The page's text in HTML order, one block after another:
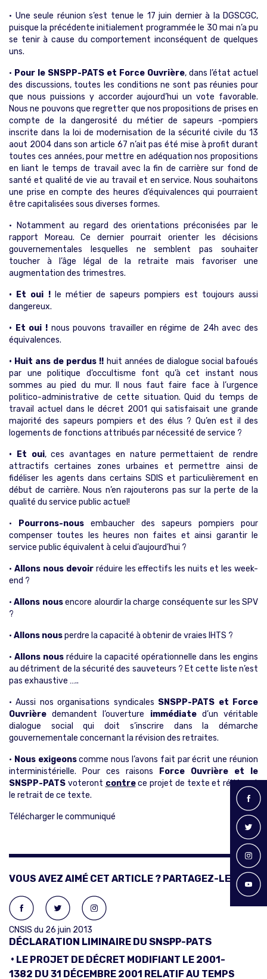
• Une seule réunion s’est tenue le 17 juin dernier à la DGSCGC,
puisque la précédente initialement programmée le 30 mai n’a pu
se tenir à cause du comportement inconséquent de quelques
uns.
• Pour le SNSPP-PATS et Force Ouvrière, dans l’état actuel
des discussions, toutes les conditions ne sont pas réunies pour
que nous puissions y accorder aujourd’hui un vote favorable.
Nous ne pouvons que regretter que nos propositions de prises en
compte de la dangerosité du métier de sapeurs -pompiers
inscrite dans la loi de modernisation de la sécurité civile du 13
aout 2004 dans son article 67 n’ait pas été mise à profit durant
toutes ces années, pour mettre en adéquation nos propositions
en liant le temps de travail avec la fin de carrière sur fond de
santé et qualité de vie au travail et en service. Nous souhaitons
une prise en compte des heures d’équivalences qui pourraient
être capitalisées sous diverses formes.
• Notamment au regard des orientations préconisées par le
rapport Moreau. Ce dernier pourrait orienter les décisions
gouvernementales lesquelles ne semblent pas souhaiter
toucher à l’âge légal de la retraite mais favoriser une
augmentation des trimestres.
• Et oui !le métier de sapeurs pompiers est toujours aussi
dangereux.
• Et oui ! nous pouvons travailler en régime de 24h avec des
équivalences.
• Huit ans de perdus !! huit années de dialogue social bafoués
par une politique d’occultisme font qu’à cet instant nous
sommes au pied du mur. Il nous faut faire face à l’urgence
politico-administrative de cette situation. Quid du temps de
travail actuel dans le décret 2001 qui satisfaisait une grande
majorité des sapeurs pompiers et des élus ? Qu’en est il des
logements de fonctions attribués par nécessité de service ?
• Et oui, ces avantages en nature permettaient de rendre
attractifs certaines zones urbaines et permettre ainsi de
fidéliser les agents dans certains SDIS et particulièrement en
début de carrière. Nous n’en rajouterons pas sur la perte de la
qualité du service public actuel!
• Pourrons-nous embaucher des sapeurs pompiers pour
compenser toutes les heures non faites et ainsi garantir le
service public équivalent à celui d’aujourd’hui ?
• Allons nous devoirréduire les effectifs les nuits et les week-
end ?
•Allons nousencore alourdir la charge conséquente sur les SPV
?
• Allons nousperdre la capacité à obtenir de vraies IHTS ?
• Allons nous réduire la capacité opérationnelle dans les engins
au détriment de la sécurité des sauveteurs ? Et cette liste n’est
pas exhaustive …..
• Aussi nos organisations syndicales SNSPP-PATS et Force
Ouvrière demandent l’ouverture immédiated’un véritable
dialogue social qui doit s’inscrire dans la démarche
gouvernementale concernant la révision des retraites.
• Nous exigeonscomme nous l’avons fait par écrit une réunion
interministérielle. Pour ces raisons
Force Ouvrière et le
SNSPP-PATS voteront contrece projet de texte et réitèrent
le retrait de ce texte.
Télécharger le communiqué
VOUS AVEZ AIMÉ CET ARTICLE ? PARTAGEZ-LE !
CNSIS du 26 juin 2013
DÉCLARATION LIMINAIRE DU SNSPP-PATS
• LE PROJET DE DÉCRET MODIFIANT LE 2001-
1382 DU 31 DÉCEMBRE 2001 RELATIF AU TEMPS